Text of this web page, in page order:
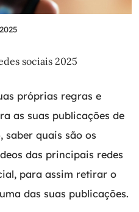
sociais 2025
próprias regras e
as suas publicações de
saber quais são os
das principais redes
para assim retirar o
das suas publicações.